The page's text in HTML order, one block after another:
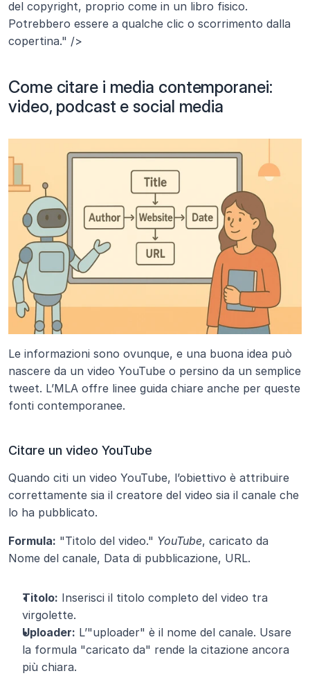
del copyright, proprio come in un libro fisico.
Potrebbero essere a qualche clic o scorrimento dalla
copertina." />
Come citare i media contemporanei:
video, podcast e social media
Le informazioni sono ovunque, e una buona idea può
nascere da un video YouTube o persino da un semplice
tweet. L’MLA offre linee guida chiare anche per queste
fonti contemporanee.
Citare un video YouTube
Quando citi un video YouTube, l’obiettivo è attribuire
correttamente sia il creatore del video sia il canale che
lo ha pubblicato.
Formula: "Titolo del video." YouTube, caricato da
Nome del canale, Data di pubblicazione, URL.
Titolo: Inserisci il titolo completo del video tra
virgolette.
Uploader: L’"uploader" è il nome del canale. Usare
la formula "caricato da" rende la citazione ancora
più chiara.